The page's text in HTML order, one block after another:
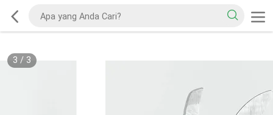
3 / 3